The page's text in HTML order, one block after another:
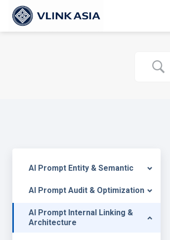
qua
nội
AI Prompt Entity & Semantic
AI Prompt Audit & Optimization
AI Prompt Internal Linking &
Architecture